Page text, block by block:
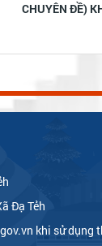
CHUYÊN ĐỀ)
Đạ Tẻh
khi sử dụng